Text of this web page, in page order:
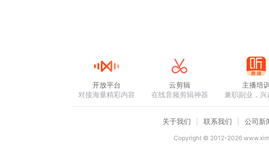
开放平台
对接海量精彩内容
云剪辑
在线音频剪辑神器
主播培训
兼职副业，兴
关于我们 联系我们 公司新
Copyright © 2012-2026